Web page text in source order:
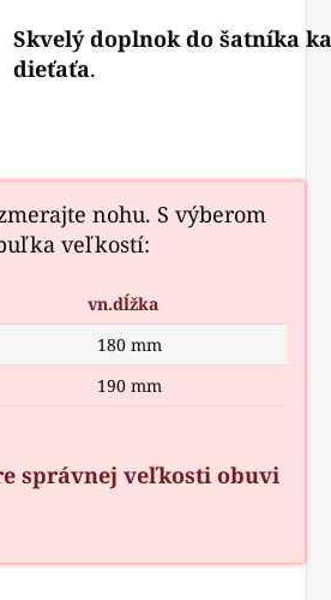
Skvelýdoplnokdošatníka
dieťaťa.
nohu. S výberom
veľkostí:
vn.dĺžka
180 mm
190 mm
správnej veľkosti obuvi